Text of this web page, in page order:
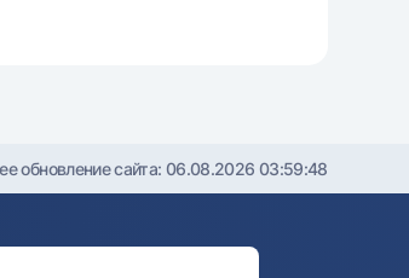
обновление сайта: 06.08.2026 03:59:48